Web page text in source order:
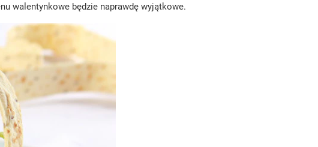
walentynkowe będzie naprawdę wyjątkowe.